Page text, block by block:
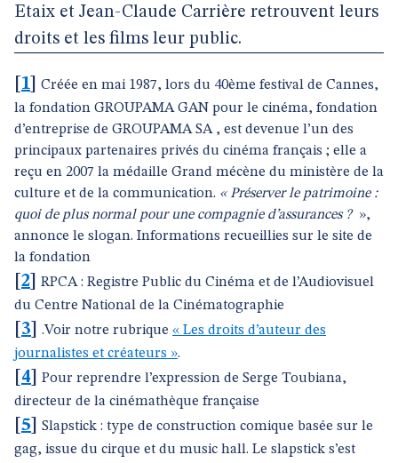
Etaix et Jean-Claude Carrière retrouvent leurs
droits et les films leur public.
1
Créée en mai 1987, lors du 40ème festival de Cannes,
la fondation GROUPAMA GAN pour le cinéma, fondation
d’entreprise de GROUPAMA SA , est devenue l’un des
principaux partenaires privés du cinéma français ; elle a
reçu en 2007 la médaille Grand mécène du ministère de la
culture et de la communication. « Préserver le patrimoine :
quoi de plus normal pour une compagnie d’assurances ? »,
annonce le slogan. Informations recueillies sur le site de
la fondation
2
RPCA : Registre Public du Cinéma et de l’Audiovisuel
du Centre National de la Cinématographie
3 .Voir notre rubrique « Les droits d’auteur des
journalistes et créateurs ».
4
Pour reprendre l’expression de Serge Toubiana,
directeur de la cinémathèque française
5
Slapstick : type de construction comique basée sur le
gag, issue du cirque et du music hall. Le slapstick s’est